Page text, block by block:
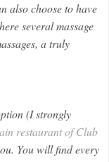
also choose to have
several massage
a truly
(I strongly
restaurant of Club
You will find every